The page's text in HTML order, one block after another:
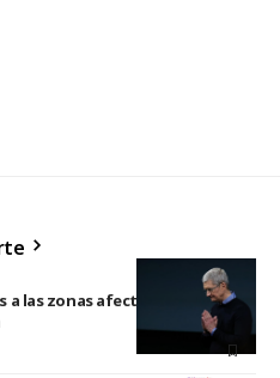
a las zonas afectadas por los